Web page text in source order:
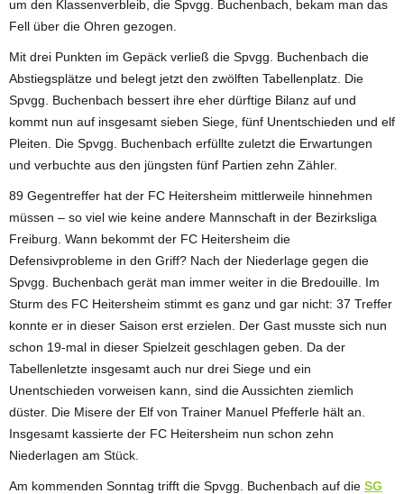
um den Klassenverbleib, die Spvgg. Buchenbach, bekam man das
Fell über die Ohren gezogen.
Mit drei Punkten im Gepäck verließ die Spvgg. Buchenbach die
Abstiegsplätze und belegt jetzt den zwölften Tabellenplatz. Die
Spvgg. Buchenbach bessert ihre eher dürftige Bilanz auf und
kommt nun auf insgesamt sieben Siege, fünf Unentschieden und elf
Pleiten. Die Spvgg. Buchenbach erfüllte zuletzt die Erwartungen
und verbuchte aus den jüngsten fünf Partien zehn Zähler.
89 Gegentreffer hat der FC Heitersheim mittlerweile hinnehmen
müssen – so viel wie keine andere Mannschaft in der Bezirksliga
Freiburg. Wann bekommt der FC Heitersheim die
Defensivprobleme in den Griff? Nach der Niederlage gegen die
Spvgg. Buchenbach gerät man immer weiter in die Bredouille. Im
Sturm des FC Heitersheim stimmt es ganz und gar nicht: 37 Treffer
konnte er in dieser Saison erst erzielen. Der Gast musste sich nun
schon 19-mal in dieser Spielzeit geschlagen geben. Da der
Tabellenletzte insgesamt auch nur drei Siege und ein
Unentschieden vorweisen kann, sind die Aussichten ziemlich
düster. Die Misere der Elf von Trainer Manuel Pfefferle hält an.
Insgesamt kassierte der FC Heitersheim nun schon zehn
Niederlagen am Stück.
Am kommenden Sonntag trifft die Spvgg. Buchenbach auf die SG